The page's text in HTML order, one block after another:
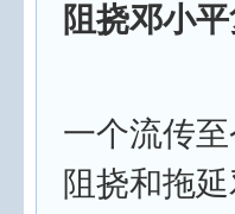
阻挠邓小平
一个流传
阻挠和拖